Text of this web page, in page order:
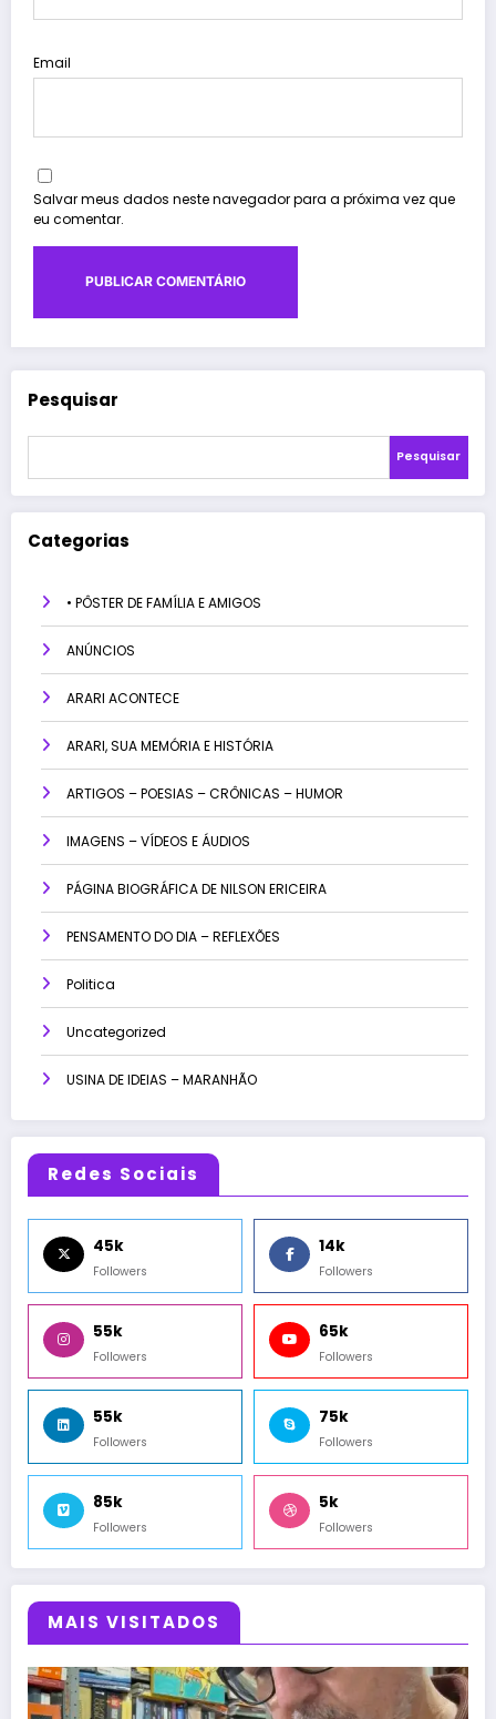
Email
Salvar meus dados neste navegador para a próxima vez que
eu comentar.
Pesquisar
Pesquisar
Categorias
• PÔSTER DE FAMÍLIA E AMIGOS
ANÚNCIOS
ARARI ACONTECE
ARARI, SUA MEMÓRIA E HISTÓRIA
ARTIGOS – POESIAS – CRÔNICAS – HUMOR
IMAGENS – VÍDEOS E ÁUDIOS
PÁGINA BIOGRÁFICA DE NILSON ERICEIRA
PENSAMENTO DO DIA – REFLEXÕES
Politica
Uncategorized
USINA DE IDEIAS – MARANHÃO
Redes Sociais
45k
Followers
14k
Followers
55k
Followers
65k
Followers
55k
Followers
75k
Followers
85k
Followers
5k
Followers
MAIS VISITADOS